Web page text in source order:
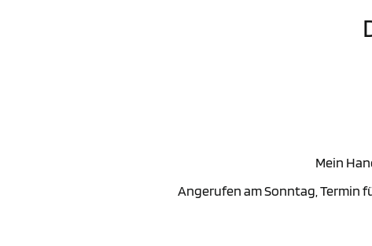
Mein
Angerufen am Sonntag, Termin